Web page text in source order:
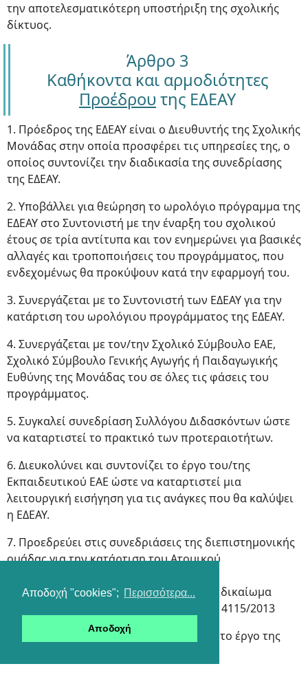
Αποδοχή "cookies"; Περισσότερα...
Αποδοχή
την αποτελεσματικότερη υποστήριξη της σχολικής
δίκτυος.
Άρθρο 3
Καθήκοντα και αρμοδιότητες
Προέδρουτης ΕΔΕΑΥ
1. Πρόεδρος της ΕΔΕΑΥ είναι ο Διευθυντής της Σχολικής
Μονάδας στην οποία προσφέρει τις υπηρεσίες της, ο
οποίος συντονίζει την διαδικασία της συνεδρίασης
της ΕΔΕΑΥ.
2. Υποβάλλει για θεώρηση το ωρολόγιο πρόγραμμα της
ΕΔΕΑΥ στο Συντονιστή με την έναρξη του σχολικού
έτους σε τρία αντίτυπα και τον ενημερώνει για βασικές
αλλαγές και τροποποιήσεις του προγράμματος, που
ενδεχομένως θα προκύψουν κατά την εφαρμογή του.
3. Συνεργάζεται με το Συντονιστή των ΕΔΕΑΥ για την
κατάρτιση του ωρολόγιου προγράμματος της ΕΔΕΑΥ.
4. Συνεργάζεται με τον/την Σχολικό Σύμβουλο ΕΑΕ,
Σχολικό Σύμβουλο Γενικής Αγωγής ή Παιδαγωγικής
Ευθύνης της Μονάδας του σε όλες τις φάσεις του
προγράμματος.
5. Συγκαλεί συνεδρίαση Συλλόγου Διδασκόντων ώστε
να καταρτιστεί το πρακτικό των προτεραιοτήτων.
6. Διευκολύνει και συντονίζει το έργο του/της
Εκπαιδευτικού ΕΑΕ ώστε να καταρτιστεί μια
λειτουργική εισήγηση για τις ανάγκες που θα καλύψει
η ΕΔΕΑΥ.
7. Προεδρεύει στις συνεδριάσεις της διεπιστημονικής
ομάδας για την κατάρτιση του Ατομικού
Διαφοροποιημένης Υποστήριξης, χωρίς δικαίωμα
ψήφου, σύμφωνα με το άρθρο 39 του Ν. 4115/2013
8. Εποπτεύει, διευκολύνει, υποστηρίζει το έργο της